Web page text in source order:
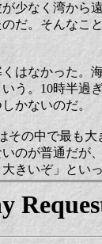
少なく湾から
だ。そんなこ
はなかった。
う。10時半過
かないのだ。
その中で最も
のが普通だが
きいぞ」とい